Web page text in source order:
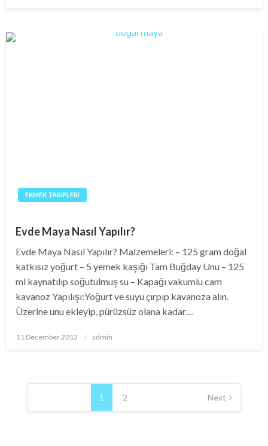
EKMEK TARIFLERI
Evde Maya Nasıl Yapılır?
Evde Maya Nasıl Yapılır? Malzemeleri: – 125 gram doğal
katkısız yoğurt – 5 yemek kaşığı Tam Buğday Unu – 125
ml kaynatılıp soğutulmuş su – Kapağı vakumlu cam
kavanoz Yapılışı:Yoğurt ve suyu çırpıp kavanoza alın.
Üzerine unu ekleyip, pürüzsüz olana kadar…
Posted
11 December 2013 admin
Posts
1 2 Next